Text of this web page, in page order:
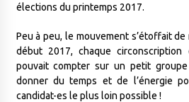
élections du printemps 2017.
Peu à peu, le mouvement s’étoffait
début 2017, chaque
pouvait compter sur un petit
donner du temps et de l’énergie
candidat-es le plus loin possible !